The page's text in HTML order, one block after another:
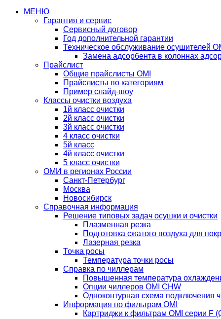
МЕНЮ
Гарантия и сервис
Сервисный договор
Год дополнительной гарантии
Техническое обслуживание осушителей
Замена адсорбента в колоннах
Прайслист
Общие прайслисты OMI
Прайслисты по категориям
Пример слайд-шоу
Классы очистки воздуха
1й класс очистки
2й класс очистки
3й класс очистки
4 класс очистки
5й класс
4й класс очистки
5 класс очистки
ОМИ в регионах России
Санкт-Петербург
Москва
Новосибирск
Справочная информация
Решение типовых задач осушки и очистки
Плазменная резка
Подготовка сжатого воздуха для
Лазерная резка
Точка росы
Температура точки росы
Справка по чиллерам
Повышенная температура
Опции чиллеров OMI CHW
Одноконтурная схема подключения
Информация по фильтрам OMI
Картриджи к фильтрам OMI серии F